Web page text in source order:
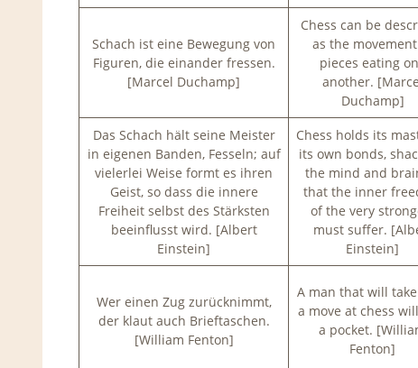
Schach ist eine Bewegung von
Figuren, die einander fressen.
[Marcel Duchamp]
Chess can be
as the
pieces eating
another.
Duchamp]
Das Schach hält seine Meister
in eigenen Banden, Fesseln; auf
vielerlei Weise formt es ihren
Geist, so dass die innere
Freiheit selbst des Stärksten
beeinflusst wird. [Albert
Einstein]
Chess holds its
its own bonds,
the mind and
that the inner
of the very
must suffer.
Einstein]
Wer einen Zug zurücknimmt,
der klaut auch Brieftaschen.
[William Fenton]
A man that will
a move at chess
a pocket.
Fenton]